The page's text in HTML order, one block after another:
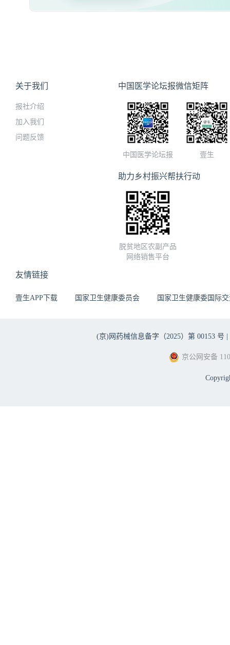
关于我们
报社介绍
加入我们
问题反馈
中国医学论坛报微信矩阵
中国医学论坛报 壹生
助力乡村振兴帮扶行动
脱贫地区农副产品
网络销售平台
友情链接
壹生APP下载 国家卫生健康委员会 国家卫生健康委国际
(京)网药械信息备字（2025）第 00153 号 |
京公网安备